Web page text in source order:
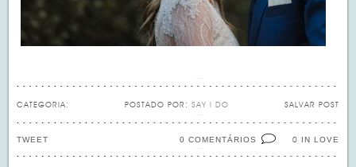
CATEGORIA: SALVAR POST
POSTADO POR: SAY I DO
0 IN LOVE
0 COMENTÁRIOS
TWEET